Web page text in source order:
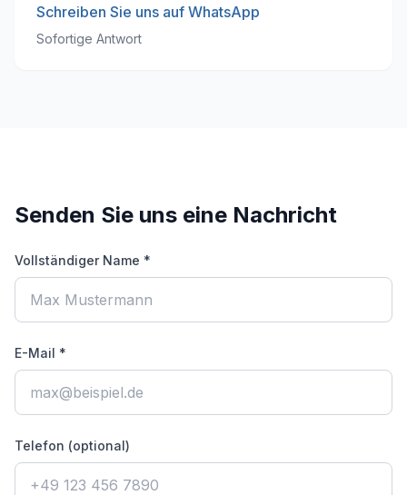
Schreiben Sie uns auf WhatsApp
Sofortige Antwort
Senden Sie uns eine Nachricht
Vollständiger Name *
E-Mail *
Telefon (optional)